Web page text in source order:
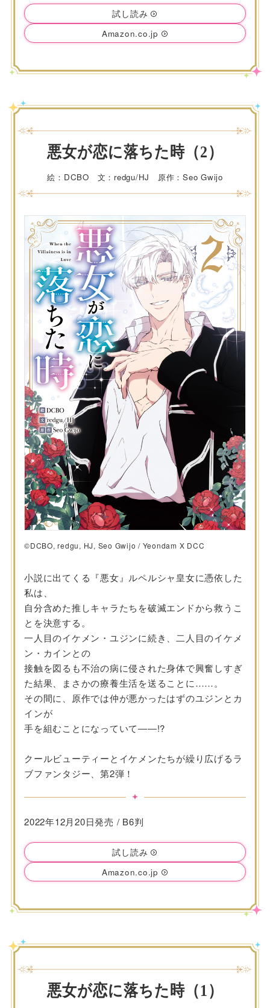
試し読み
Amazon.co.jp
悪女が恋に落ちた時（2）
絵：DCBO 文：redgu/HJ 原作：Seo Gwijo
©DCBO, redgu, HJ, Seo Gwijo / Yeondam X DCC
小説に出てくる『悪女』ルペルシャ皇女に憑依した
私は、
自分含めた推しキャラたちを破滅エンドから救うこ
とを決意する。
一人目のイケメン・ユジンに続き、二人目のイケメ
ン・カインとの
接触を図るも不治の病に侵された身体で興奮しすぎ
た結果、まさかの療養生活を送ることに……。
その間に、原作では仲が悪かったはずのユジンとカ
インが
手を組むことになっていて――!?
クールビューティーとイケメンたちが繰り広げるラ
ブファンタジー、第2弾！
2022年12月20日発売 / B6判
試し読み
Amazon.co.jp
悪女が恋に落ちた時（1）